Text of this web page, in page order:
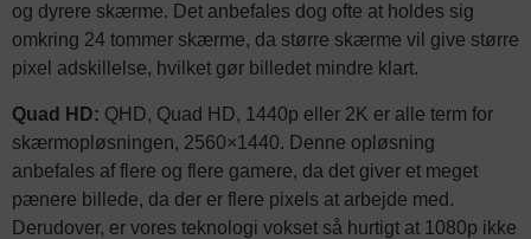
og dyrere skærme. Det anbefales dog ofte at holdes sig
omkring 24 tommer skærme, da større skærme vil give større
pixel adskillelse, hvilket gør billedet mindre klart.
Quad HD: QHD, Quad HD, 1440p eller 2K er alle term for
skærmopløsningen, 2560×1440. Denne opløsning
anbefales af flere og flere gamere, da det giver et meget
pænere billede, da der er flere pixels at arbejde med.
Derudover, er vores teknologi vokset så hurtigt at 1080p ikke